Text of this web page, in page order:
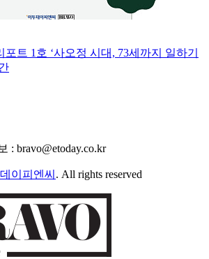
포트 1호 ‘사오정 시대, 73세까지 일하기
: bravo@etoday.co.kr
이피엔씨 . All rights reserved